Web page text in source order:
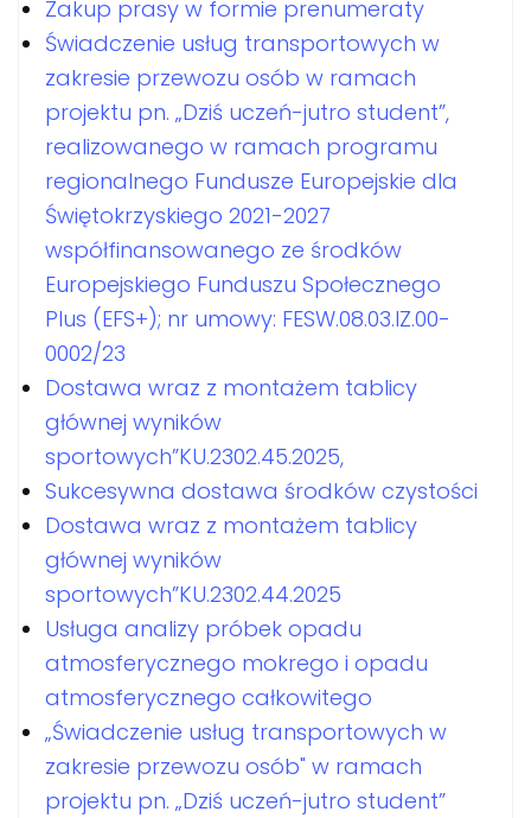
Zakup prasy w formie prenumeraty
Świadczenie usług transportowych w
zakresie przewozu osób w ramach
projektu pn. „Dziś uczeń-jutro student”,
realizowanego w ramach programu
regionalnego Fundusze Europejskie dla
Świętokrzyskiego 2021-2027
współfinansowanego ze środków
Europejskiego Funduszu Społecznego
Plus (EFS+); nr umowy: FESW.08.03.IZ.00-
0002/23
Dostawa wraz z montażem tablicy
głównej wyników
sportowych”KU.2302.45.2025,
Sukcesywna dostawa środków czystości
Dostawa wraz z montażem tablicy
głównej wyników
sportowych”KU.2302.44.2025
Usługa analizy próbek opadu
atmosferycznego mokrego i opadu
atmosferycznego całkowitego
„Świadczenie usług transportowych w
zakresie przewozu osób" w ramach
projektu pn. „Dziś uczeń-jutro student”